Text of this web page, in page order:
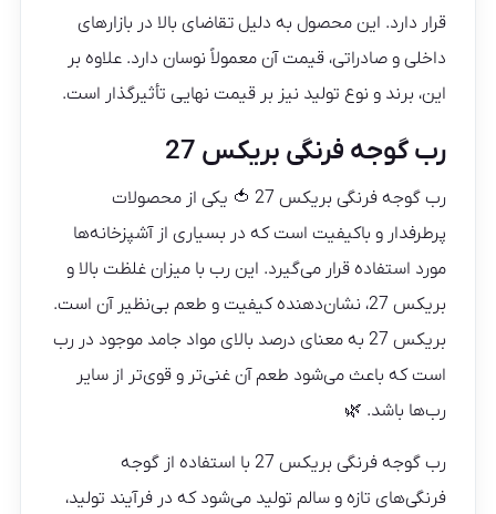
قرار دارد. این محصول به دلیل تقاضای بالا در بازارهای
داخلی و صادراتی، قیمت آن معمولاً نوسان دارد. علاوه بر
این، برند و نوع تولید نیز بر قیمت نهایی تأثیرگذار است.
رب گوجه فرنگی بریکس 27
رب گوجه فرنگی بریکس 27 🍅 یکی از محصولات
پرطرفدار و باکیفیت است که در بسیاری از آشپزخانه‌ها
مورد استفاده قرار می‌گیرد. این رب با میزان غلظت بالا و
بریکس 27، نشان‌دهنده کیفیت و طعم بی‌نظیر آن است.
بریکس 27 به معنای درصد بالای مواد جامد موجود در رب
است که باعث می‌شود طعم آن غنی‌تر و قوی‌تر از سایر
رب‌ها باشد. 🌿
رب گوجه فرنگی بریکس 27 با استفاده از گوجه
فرنگی‌های تازه و سالم تولید می‌شود که در فرآیند تولید،